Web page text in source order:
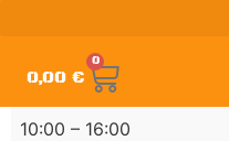
0,00 €
0
10:00 – 16:00